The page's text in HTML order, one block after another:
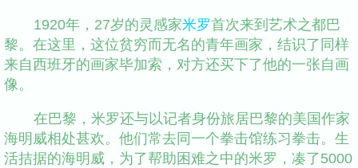
1920年，27岁的灵感家米罗首次来到艺术之都巴
黎。在这里，这位贫穷而无名的青年画家，结识了同样
来自西班牙的画家毕加索，对方还买下了他的一张自画
像。
在巴黎，米罗还与以记者身份旅居巴黎的美国作家
海明威相处甚欢。他们常去同一个拳击馆练习拳击。生
活拮据的海明威，为了帮助困难之中的米罗，凑了5000